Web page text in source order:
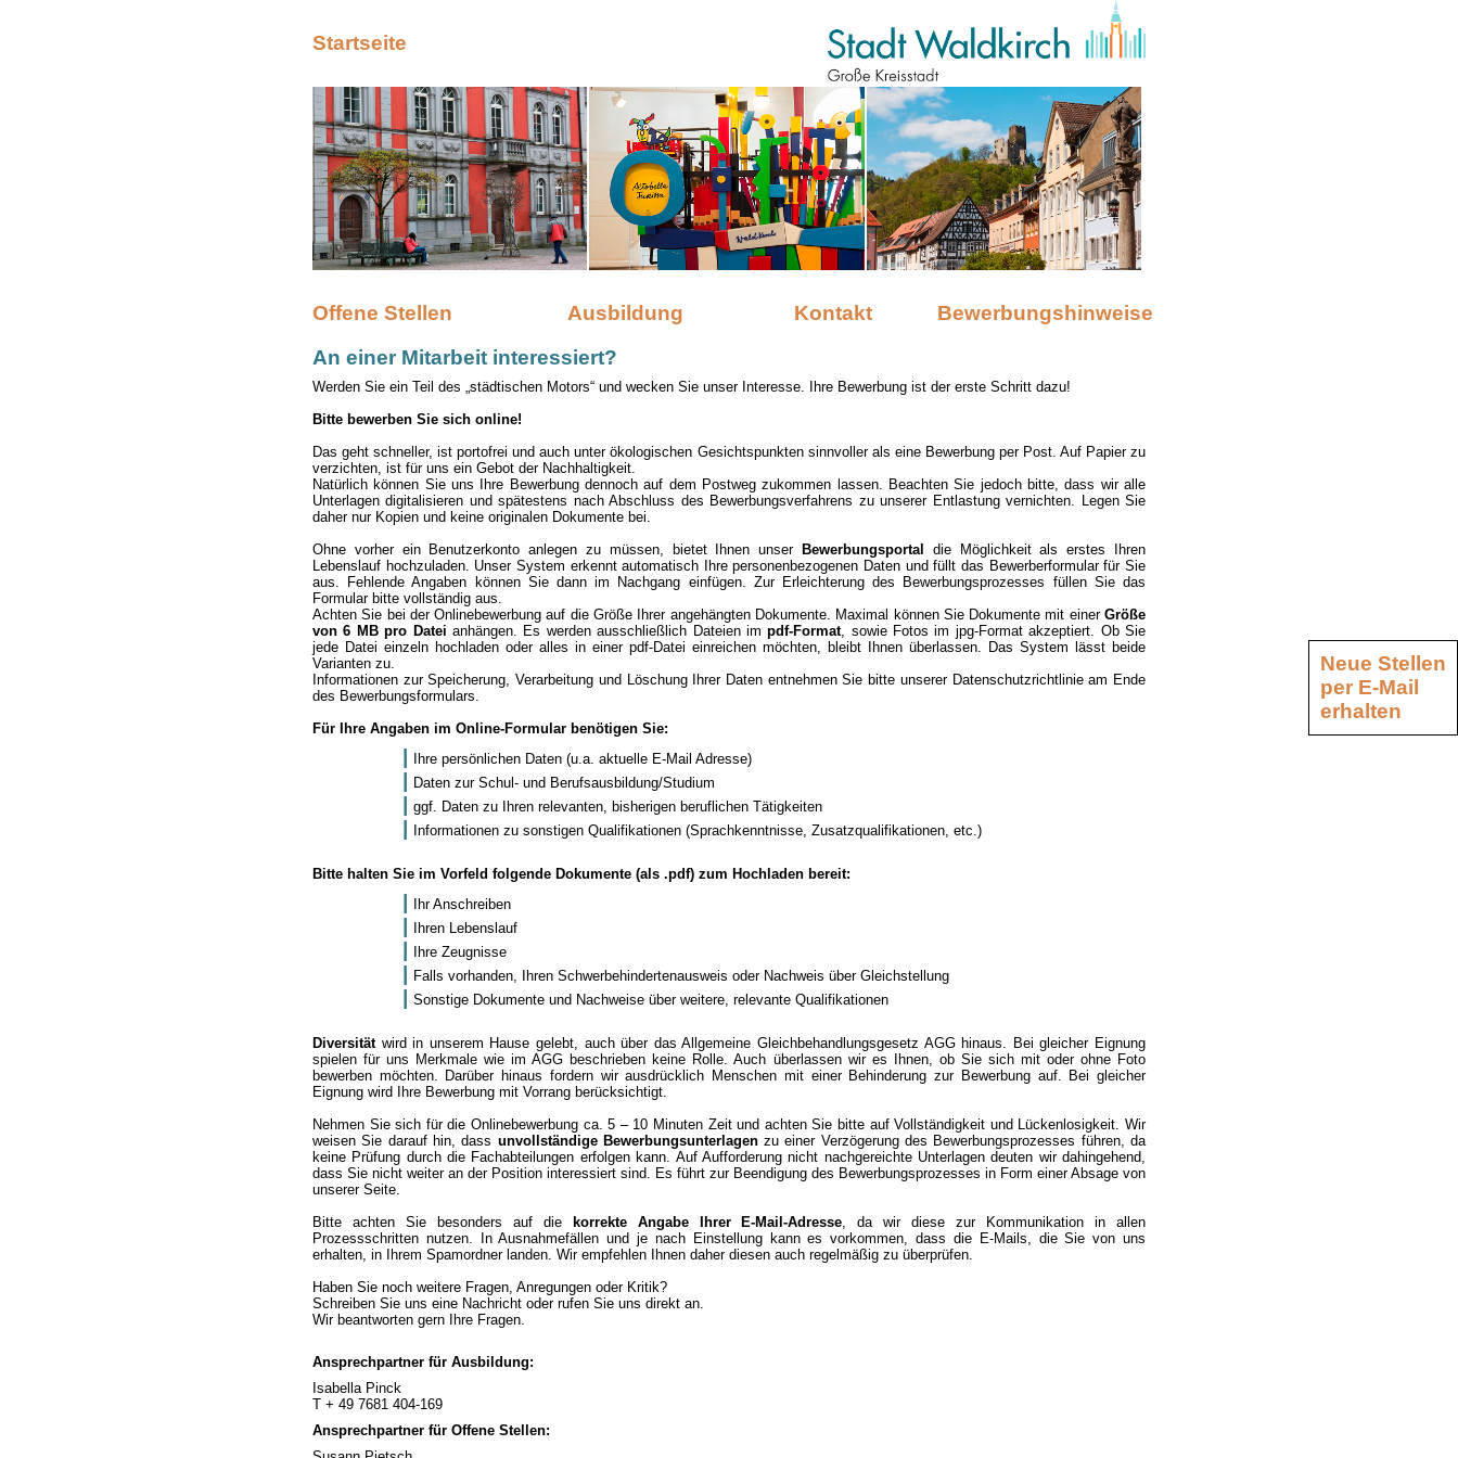
Startseite
Offene Stellen Ausbildung Kontakt
Bewerbungshinweise
An einer Mitarbeit interessiert?
Werden Sie ein Teil des „städtischen Motors“ und wecken Sie unser Interesse. Ihre Bewerbung ist der erste Schritt dazu!
Bitte bewerben Sie sich online!
Das geht schneller, ist portofrei und auch unter ökologischen Gesichtspunkten sinnvoller als eine Bewerbung per Post. Auf Papier zu
verzichten, ist für uns ein Gebot der Nachhaltigkeit.
Natürlich können Sie uns Ihre Bewerbung dennoch auf dem Postweg zukommen lassen. Beachten Sie jedoch bitte, dass wir alle
Unterlagen digitalisieren und spätestens nach Abschluss des Bewerbungsverfahrens zu unserer Entlastung vernichten. Legen Sie
daher nur Kopien und keine originalen Dokumente bei.
Ohne vorher ein Benutzerkonto anlegen zu müssen, bietet Ihnen unser Bewerbungsportal
die Möglichkeit als erstes Ihren
Lebenslauf hochzuladen. Unser System erkennt automatisch Ihre personenbezogenen Daten und füllt das Bewerberformular für Sie
aus. Fehlende Angaben können Sie dann im Nachgang einfügen. Zur Erleichterung des Bewerbungsprozesses füllen Sie das
Formular bitte vollständig aus.
Achten Sie bei der Onlinebewerbung auf die Größe Ihrer angehängten Dokumente. Maximal können Sie Dokumente mit einer Größe
von 6 MB pro Datei anhängen. Es werden ausschließlich Dateien impdf-Format, sowie Fotos im jpg-Format akzeptiert. Ob Sie
jede Datei einzeln hochladen oder alles in einer pdf-Datei einreichen möchten, bleibt Ihnen überlassen. Das System lässt beide
Varianten zu.
Informationen zur Speicherung, Verarbeitung und Löschung Ihrer Daten entnehmen Sie bitte unserer Datenschutzrichtlinie am Ende
des Bewerbungsformulars.
Für Ihre Angaben im Online-Formular benötigen Sie:
Ihre persönlichen Daten (u.a. aktuelle E-Mail Adresse)
Daten zur Schul- und Berufsausbildung/Studium
ggf. Daten zu Ihren relevanten, bisherigen beruflichen Tätigkeiten
Informationen zu sonstigen Qualifikationen (Sprachkenntnisse, Zusatzqualifikationen, etc.)
Bitte halten Sie im Vorfeld folgende Dokumente (als .pdf) zum Hochladen bereit:
Ihr Anschreiben
Ihren Lebenslauf
Ihre Zeugnisse
Falls vorhanden, Ihren Schwerbehindertenausweis oder Nachweis über Gleichstellung
Sonstige Dokumente und Nachweise über weitere, relevante Qualifikationen
Diversitätwird in unserem Hause gelebt, auch über das Allgemeine Gleichbehandlungsgesetz AGG hinaus. Bei gleicher Eignung
spielen für uns Merkmale wie im AGG beschrieben keine Rolle. Auch überlassen wir es Ihnen, ob Sie sich mit oder ohne Foto
bewerben möchten. Darüber hinaus fordern wir ausdrücklich Menschen mit einer Behinderung zur Bewerbung auf. Bei gleicher
Eignung wird Ihre Bewerbung mit Vorrang berücksichtigt.
Nehmen Sie sich für die Onlinebewerbung ca. 5 – 10 Minuten Zeit und achten Sie bitte auf Vollständigkeit und Lückenlosigkeit. Wir
weisen Sie darauf hin, dass unvollständige Bewerbungsunterlagenzu einer Verzögerung des Bewerbungsprozesses führen, da
keine Prüfung durch die Fachabteilungen erfolgen kann. Auf Aufforderung nicht nachgereichte Unterlagen deuten wir dahingehend,
dass Sie nicht weiter an der Position interessiert sind. Es führt zur Beendigung des Bewerbungsprozesses in Form einer Absage von
unserer Seite.
Bitte achten Sie besonders auf die
korrekte Angabe Ihrer E-Mail-Adresse, da wir diese zur Kommunikation in allen
Prozessschritten nutzen. In Ausnahmefällen und je nach Einstellung kann es vorkommen, dass die E-Mails, die Sie von uns
erhalten, in Ihrem Spamordner landen. Wir empfehlen Ihnen daher diesen auch regelmäßig zu überprüfen.
Haben Sie noch weitere Fragen, Anregungen oder Kritik?
Schreiben Sie uns eine Nachricht oder rufen Sie uns direkt an.
Wir beantworten gern Ihre Fragen.
Ansprechpartner für Ausbildung:
Isabella Pinck
T + 49 7681 404-169
Ansprechpartner für Offene Stellen:
Neue Stellen
per E-Mail
erhalten